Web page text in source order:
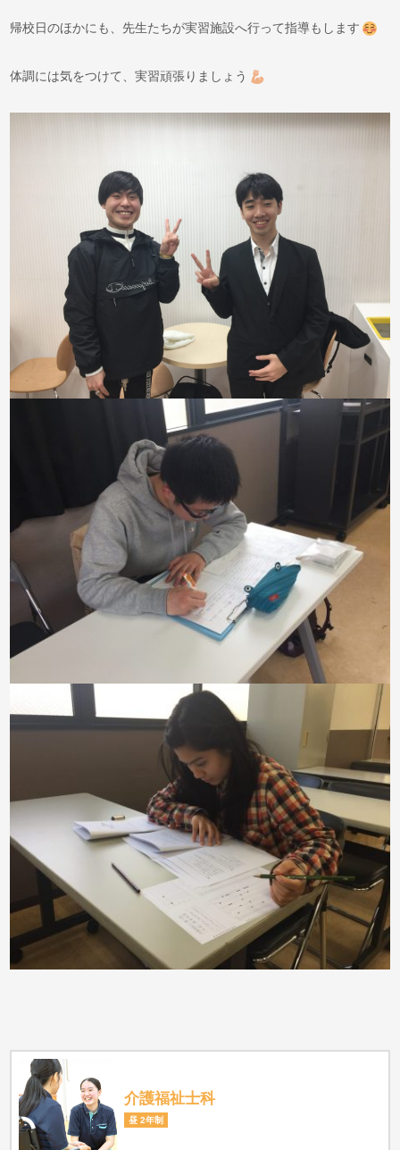
帰校日のほかにも、先生たちが実習施設へ行って指導もします
体調には気をつけて、実習頑張りましょう
介護福祉士科
昼 2年制